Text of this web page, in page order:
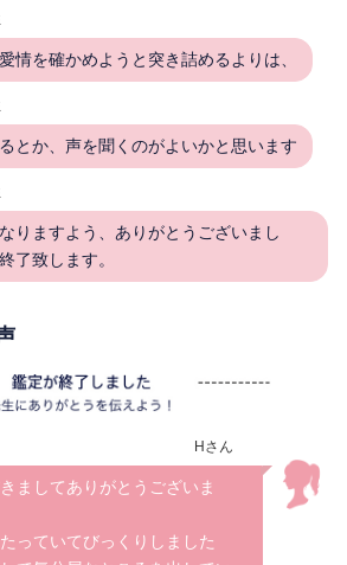
情を確かめようと突き詰めるよりは、
とか、声を聞くのがよいかと思います
りますよう、ありがとうございまし
了致します。
Hさん
ましてありがとうございま
っていてびっくりしました